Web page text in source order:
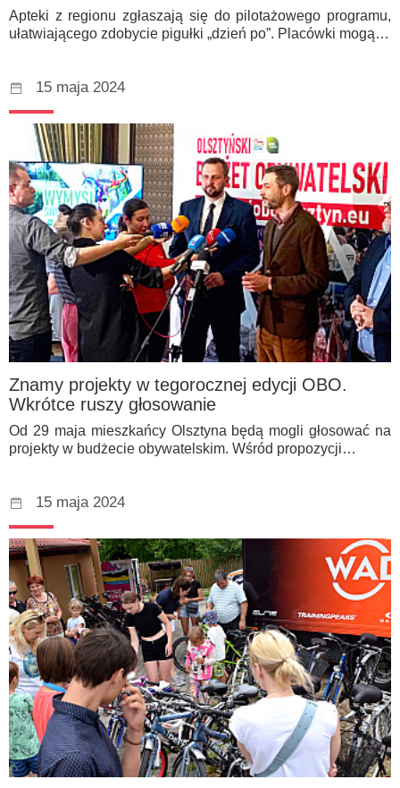
Apteki z regionu zgłaszają się do pilotażowego programu,
ułatwiającego zdobycie pigułki „dzień po”. Placówki mogą…
15 maja 2024
Znamy projekty w tegorocznej edycji OBO.
Wkrótce ruszy głosowanie
Od 29 maja mieszkańcy Olsztyna będą mogli głosować na
projekty w budżecie obywatelskim. Wśród propozycji…
15 maja 2024